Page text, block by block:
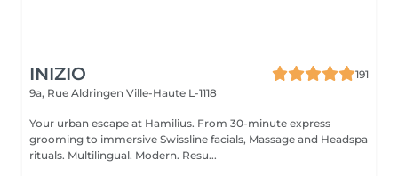
INIZIO
191
9a, Rue Aldringen Ville-Haute L-1118
Your urban escape at Hamilius. From 30-minute express
grooming to immersive Swissline facials, Massage and Headspa
rituals. Multilingual. Modern. Resu...